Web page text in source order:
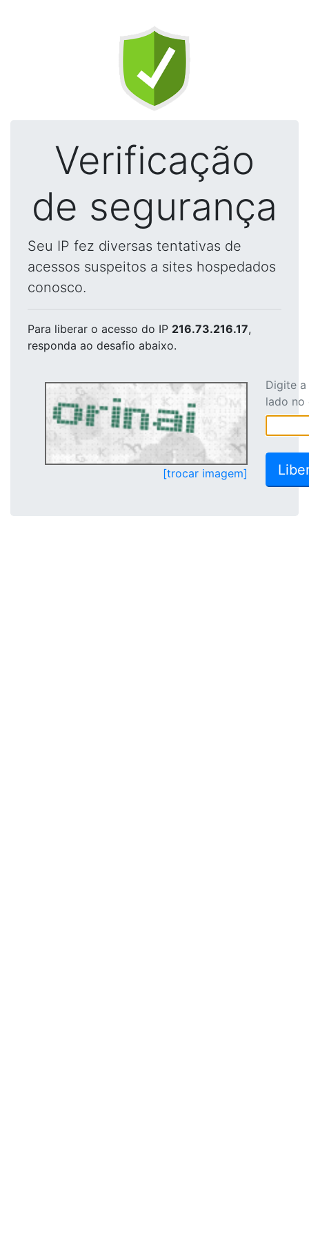
Verificação
de segurança
Seu IP fez diversas tentativas de
acessos suspeitos a sites hospedados
conosco.
Para liberar o acesso do IP 216.73.216.17,
responda ao desafio abaixo.
[trocar imagem]
Digite
lado no